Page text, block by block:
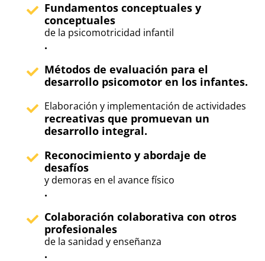
Fundamentos conceptuales y
conceptuales
de la psicomotricidad infantil
.
Métodos de evaluación para el
desarrollo psicomotor en los infantes.
Elaboración y implementación de actividades
recreativas que promuevan un
desarrollo integral.
Reconocimiento y abordaje de
desafíos
y demoras en el avance físico
.
Colaboración colaborativa con otros
profesionales
de la sanidad y enseñanza
.